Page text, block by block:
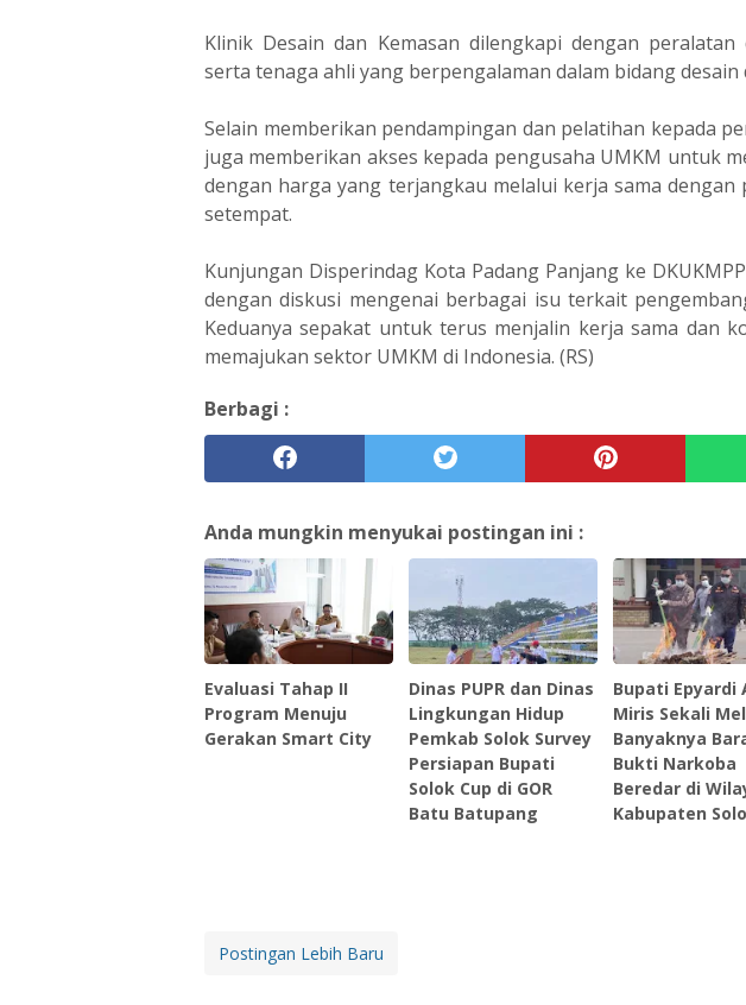
Klinik Desain dan Kemasan dilengkapi dengan
serta tenaga ahli yang berpengalaman dalam bidang desain
Selain memberikan pendampingan dan pelatihan kepada
juga memberikan akses kepada pengusaha UMKM untuk
dengan harga yang terjangkau melalui kerja sama dengan
setempat.
Kunjungan Disperindag Kota Padang Panjang ke
dengan diskusi mengenai berbagai isu terkait
Keduanya sepakat untuk terus menjalin kerja sama dan
memajukan sektor UMKM di Indonesia. (RS)
Berbagi :
Anda mungkin menyukai postingan ini :
Evaluasi Tahap II
Program Menuju
Gerakan Smart City
Dinas PUPR dan Dinas
Lingkungan Hidup
Pemkab Solok Survey
Persiapan Bupati
Solok Cup di GOR
Batu Batupang
Bupati Epyardi
Miris Sekali
Banyaknya
Bukti Narkoba
Beredar di
Kabupaten
Postingan Lebih Baru